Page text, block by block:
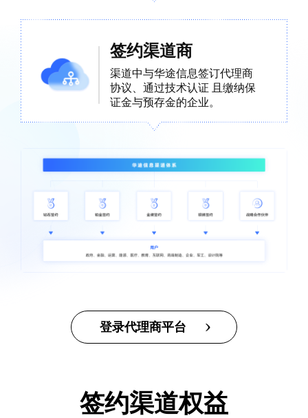
签约渠道商
渠道中与华途信息签订代理商
协议、通过技术认证 且缴纳保
证金与预存金的企业。
登录代理商平台
签约渠道权益